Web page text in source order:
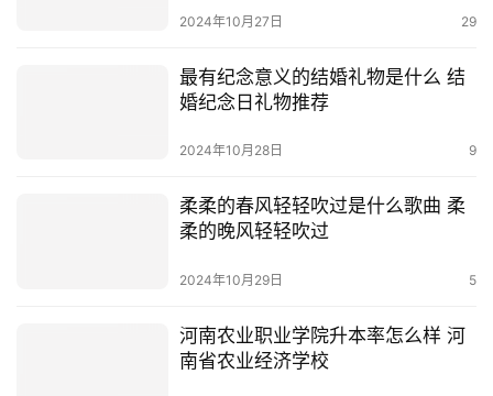
2024年10月27日 29
最有纪念意义的结婚礼物是什么 结
婚纪念日礼物推荐
2024年10月28日 9
柔柔的春风轻轻吹过是什么歌曲 柔
柔的晚风轻轻吹过
2024年10月29日 5
河南农业职业学院升本率怎么样 河
南省农业经济学校